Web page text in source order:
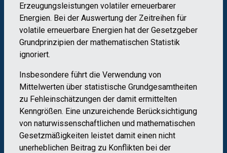
Erzeugungsleistungen volatiler erneuerbarer
Energien. Bei der Auswertung der Zeitreihen für
volatile erneuerbare Energien hat der Gesetzgeber
Grundprinzipien der mathematischen Statistik
ignoriert.
Insbesondere führt die Verwendung von
Mittelwerten über statistische Grundgesamtheiten
zu Fehleinschätzungen der damit ermittelten
Kenngrößen. Eine unzureichende Berücksichtigung
von naturwissenschaftlichen und mathematischen
Gesetzmäßigkeiten leistet damit einen nicht
unerheblichen Beitrag zu Konflikten bei der